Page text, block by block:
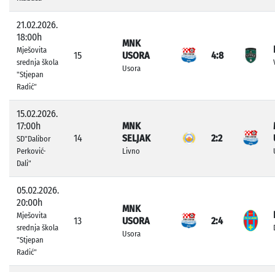
21.02.2026.
18:00h
Mješovita
srednja škola
"Stjepan
Radić"
15
MNK
USORA
Usora
4:8
15.02.2026.
17:00h
SD"Dalibor
Perković-
Dali"
14
MNK
SELJAK
Livno
2:2
05.02.2026.
20:00h
Mješovita
srednja škola
"Stjepan
Radić"
13
MNK
USORA
Usora
2:4